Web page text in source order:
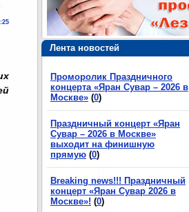
Лента новостей
Проморолик Праздничного
концерта «Яран Сувар – 2026 в
Москве» (0)
Праздничный концерт «Яран
Сувар – 2026 в Москве»
выходит на финишную
прямую (0)
Breaking news!!! Праздничный
концерт «Яран Сувар 2026 в
Москве»! (0)